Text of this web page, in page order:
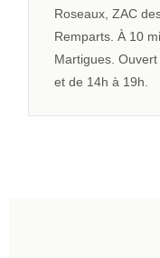
Roseaux, ZAC
Remparts. À 10
Martigues.
et de 14h à 19h.